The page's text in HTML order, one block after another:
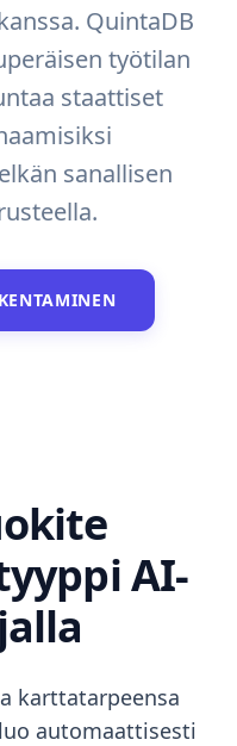
QuintaDB
työtilan
staattiset
sanallisen
AI-
karttatarpeensa
automaattisesti